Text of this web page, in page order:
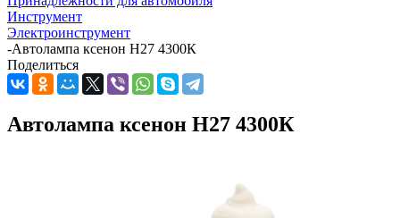
Инструмент
Электроинструмент
-Автолампа ксенон Н27 4300К
Поделиться
Автолампа ксенон Н27 4300К